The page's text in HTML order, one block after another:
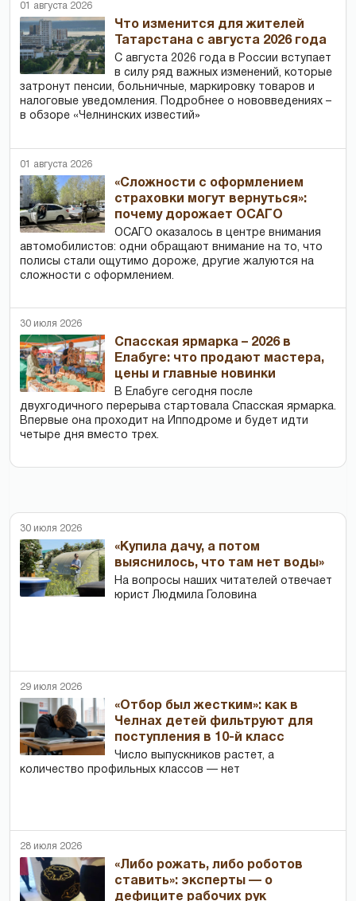
01 августа 2026
Что изменится для жителей
Татарстана с августа 2026 года
С августа 2026 года в России вступает
в силу ряд важных изменений, которые
затронут пенсии, больничные, маркировку товаров и
налоговые уведомления. Подробнее о нововведениях –
в обзоре «Челнинских известий»
01 августа 2026
«Сложности с оформлением
страховки могут вернуться»:
почему дорожает ОСАГО
ОСАГО оказалось в центре внимания
автомобилистов: одни обращают внимание на то, что
полисы стали ощутимо дороже, другие жалуются на
сложности с оформлением.
30 июля 2026
Спасская ярмарка – 2026 в
Елабуге: что продают мастера,
цены и главные новинки
В Елабуге сегодня после
двухгодичного перерыва стартовала Спасская ярмарка.
Впервые она проходит на Ипподроме и будет идти
четыре дня вместо трех.
30 июля 2026
«Купила дачу, а потом
выяснилось, что там нет воды»
На вопросы наших читателей отвечает
юрист Людмила Головина
29 июля 2026
«Отбор был жестким»: как в
Челнах детей фильтруют для
поступления в 10-й класс
Число выпускников растет, а
количество профильных классов — нет
28 июля 2026
«Либо рожать, либо роботов
ставить»: эксперты — о
дефиците рабочих рук